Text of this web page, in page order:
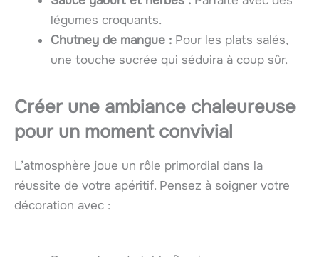
légumes croquants.
Chutney de mangue : Pour les plats salés,
une touche sucrée qui séduira à coup sûr.
Créer une ambiance chaleureuse
pour un moment convivial
L’atmosphère joue un rôle primordial dans la
réussite de votre apéritif. Pensez à soigner votre
décoration avec :